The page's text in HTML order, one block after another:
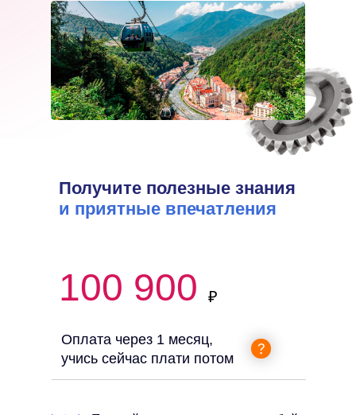
Получите полезные знания
и приятные впечатления
Оплата через 1 месяц,
учись сейчас плати потом
100 900 ₽